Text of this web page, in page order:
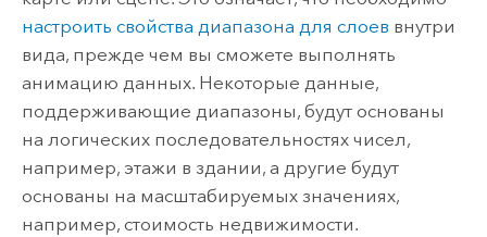
настроить свойства диапазона для слоев внутри
вида, прежде чем вы сможете выполнять
анимацию данных. Некоторые данные,
поддерживающие диапазоны, будут основаны
на логических последовательностях чисел,
например, этажи в здании, а другие будут
основаны на масштабируемых значениях,
например, стоимость недвижимости.